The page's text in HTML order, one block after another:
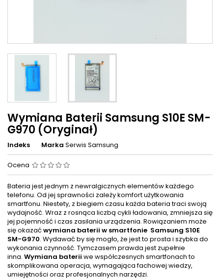
Wymiana Baterii Samsung S10E SM-
G970 (Oryginał)
Indeks Marka Serwis Samsung
Ocena
Bateria jest jednym z newralgicznych elementów każdego
telefonu. Od jej sprawności zależy komfort użytkowania
smartfonu. Niestety, z biegiem czasu każda bateria traci swoją
wydajność. Wraz z rosnąca liczbą cykli ładowania, zmniejsza się
jej pojemność i czas zasilania urządzenia. Rowiązaniem może
się okazać wymiana baterii w smartfonie Samsung S10E
SM-G970. Wydawać by się mogło, że jest to prosta i szybka do
wykonania czynność. Tymczasem prawda jest zupełnie
inna. Wymiana baterii we współczesnych smartfonach to
skomplikowana operacja, wymagająca fachowej wiedzy,
umiejętności oraz profesjonalnych narzędzi.